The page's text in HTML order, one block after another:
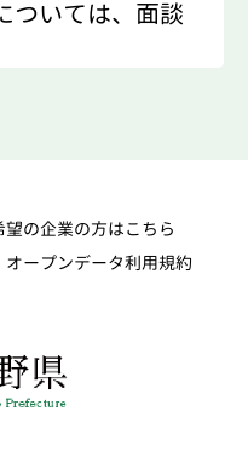
ついては、面談
望の企業の方はこちら
オープンデータ利用規約